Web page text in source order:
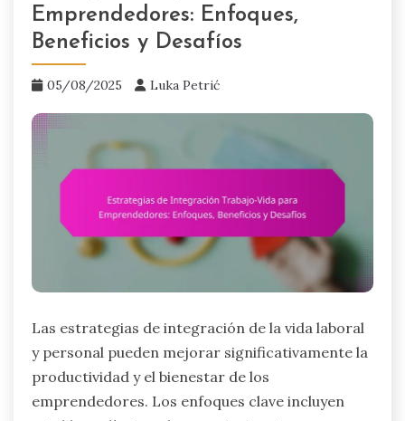
Emprendedores: Enfoques,
Beneficios y Desafíos
05/08/2025 Luka Petrić
Las estrategias de integración de la vida laboral
y personal pueden mejorar significativamente la
productividad y el bienestar de los
emprendedores. Los enfoques clave incluyen